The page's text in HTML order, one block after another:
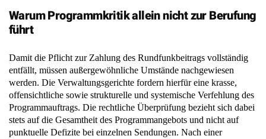
Warum Programmkritik allein nicht zur Berufung
führt
Damit die Pflicht zur Zahlung des Rundfunkbeitrags vollständig
entfällt, müssen außergewöhnliche Umstände nachgewiesen
werden. Die Verwaltungsgerichte fordern hierfür eine krasse,
offensichtliche sowie strukturelle und systemische Verfehlung des
Programmauftrags. Die rechtliche Überprüfung bezieht sich dabei
stets auf die Gesamtheit des Programmangebots und nicht auf
punktuelle Defizite bei einzelnen Sendungen. Nach einer